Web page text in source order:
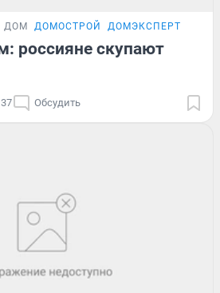
ДОМ ДОМОСТРОЙ ДОМЭКСПЕРТ
россияне скупают
Обсудить